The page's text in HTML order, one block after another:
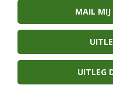
MAIL MIJ
UITLEG